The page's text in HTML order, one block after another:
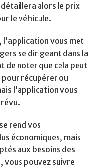
alors le prix
le véhicule.
vous met
se dirigeant dans la
de noter que cela peut
récupérer ou
l’application vous
rend vos
économiques, mais
aux besoins des
vous pouvez suivre